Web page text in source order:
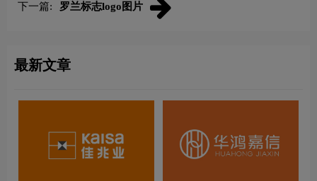
下一篇: 罗兰标志logo图片
最新文章